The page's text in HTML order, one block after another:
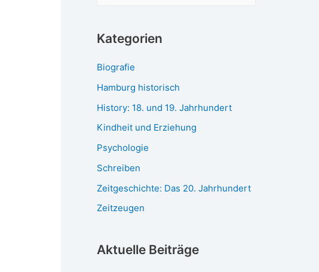
h
Kategorien
Biografie
Hamburg historisch
History: 18. und 19. Jahrhundert
Kindheit und Erziehung
Psychologie
Schreiben
Zeitgeschichte: Das 20. Jahrhundert
Zeitzeugen
Aktuelle Beiträge